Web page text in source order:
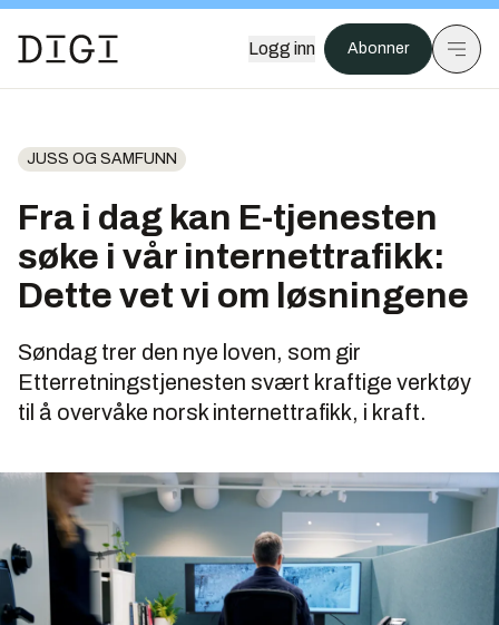
Logg inn Abonner
JUSS OG SAMFUNN
Fra i dag kan E-tjenesten
søke i vår internettrafikk:
Dette vet vi om løsningene
Søndag trer den nye loven, som gir
Etterretningstjenesten svært kraftige verktøy
til å overvåke norsk internettrafikk, i kraft.